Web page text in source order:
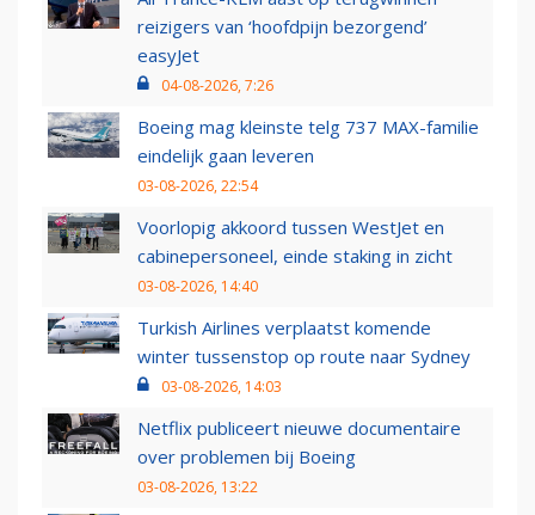
reizigers van ‘hoofdpijn bezorgend’
easyJet
04-08-2026, 7:26
Boeing mag kleinste telg 737 MAX-familie
eindelijk gaan leveren
03-08-2026, 22:54
Voorlopig akkoord tussen WestJet en
cabinepersoneel, einde staking in zicht
03-08-2026, 14:40
Turkish Airlines verplaatst komende
winter tussenstop op route naar Sydney
03-08-2026, 14:03
Netflix publiceert nieuwe documentaire
over problemen bij Boeing
03-08-2026, 13:22